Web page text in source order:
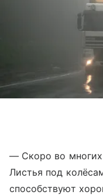
— Скоро во многих
Листья под
способствуют